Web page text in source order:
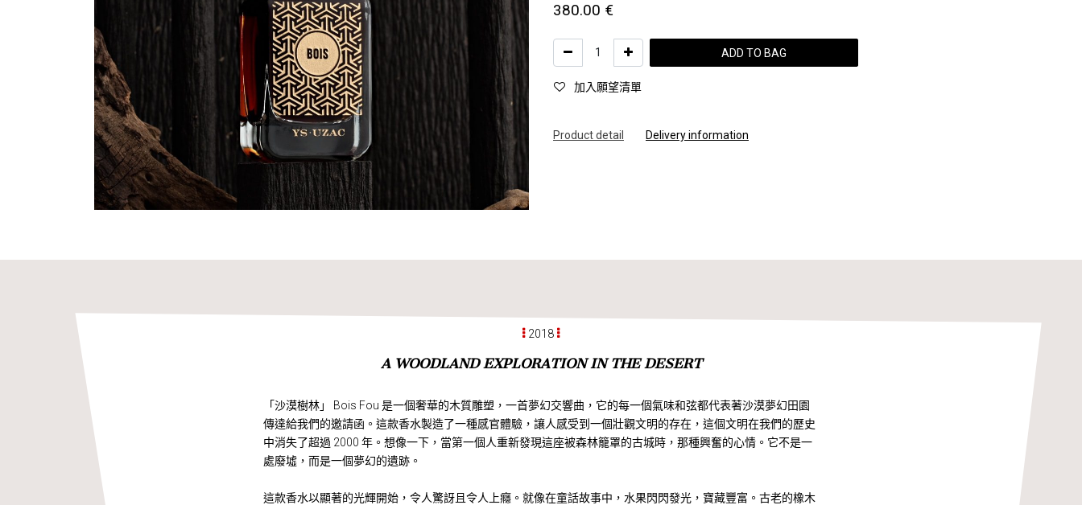
380.00 €
ADD TO BAG
加入願望清單
Product detail Delivery information
2018
A WOODLAND EXPLORATION IN THE DESERT
「沙漠樹林」 Bois Fou 是一個奢華的木質雕塑，一首夢幻交響曲，它的每一個氣味和弦都代表著沙漠夢幻田園
傳達給我們的邀請函。這款香水製造了一種感官體驗，讓人感受到一個壯觀文明的存在，這個文明在我們的歷史
中消失了超過 2000 年。想像一下，當第一個人重新發現這座被森林籠罩的古城時，那種興奮的心情。它不是一
處廢墟，而是一個夢幻的遺跡。
這款香水以顯著的光輝開始，令人驚訝且令人上癮。就像在童話故事中，水果閃閃發光，寶藏豐富。古老的橡木